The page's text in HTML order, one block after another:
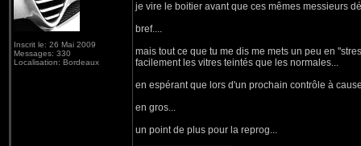
Inscrit le: 26 Mai 2009
Messages: 330
Localisation: Bordeaux
je vire le boitier avant que ces mêmes messieurs
bref....
mais tout ce que tu me dis me mets un peu en
facilement les vitres teintés que les normales...
en espérant que lors d'un prochain contrôle à
en gros...
un point de plus pour la reprog...